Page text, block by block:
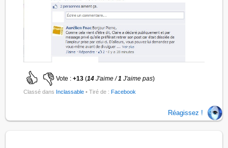
Vote :+13 (14J'aime /1 J'aime pas)
Classé dans Inclassable • Tiré de :Facebook
Réagissez !